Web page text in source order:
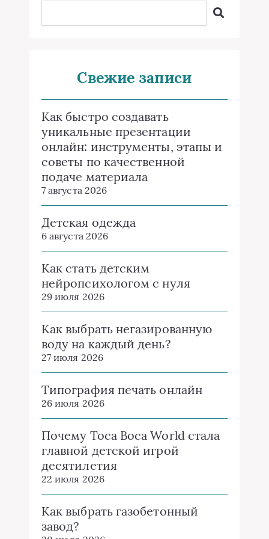
Свежие записи
Как быстро создавать
уникальные презентации
онлайн: инструменты, этапы и
советы по качественной
подаче материала
7 августа 2026
Детская одежда
6 августа 2026
Как стать детским
нейропсихологом с нуля
29 июля 2026
Как выбрать негазированную
воду на каждый день?
27 июля 2026
Типография печать онлайн
26 июля 2026
Почему Toca Boca World стала
главной детской игрой
десятилетия
22 июля 2026
Как выбрать газобетонный
завод?